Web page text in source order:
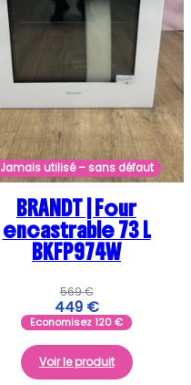
Jamais utilisé – sans défaut
BRANDT | Four
encastrable 73 L
BKFP974W
569€
449 €
Economisez120€
Voir le produit